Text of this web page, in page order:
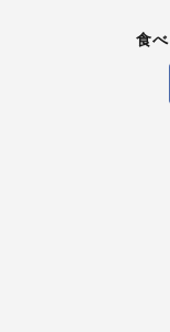
食